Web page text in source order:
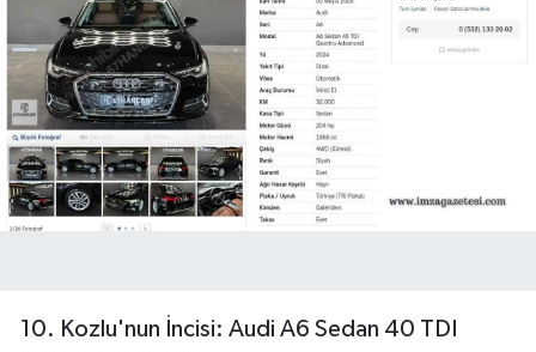
10. Kozlu'nun İncisi: Audi A6 Sedan 40 TDI